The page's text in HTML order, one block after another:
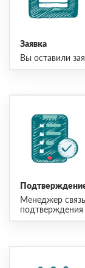
Заявка
Вы оставили
Менеджер
подтверждения